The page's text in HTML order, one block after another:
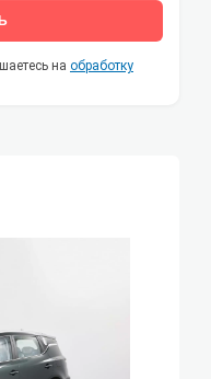
на обработку